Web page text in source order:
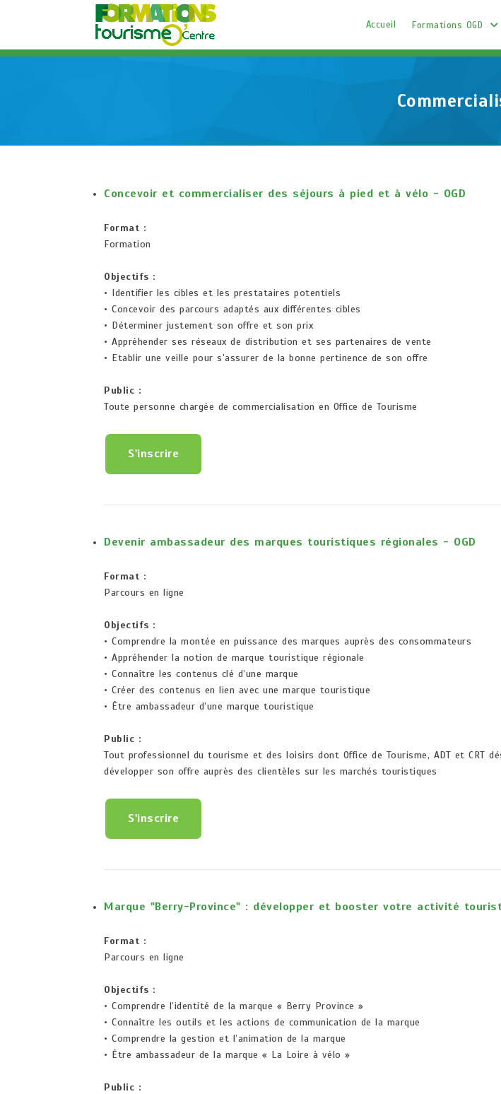
Accueil Formations OGD
Concevoir et commercialiser des séjours à pied et à vélo - OGD
Format :
Formation
Objectifs :
• Identifier les cibles et les prestataires potentiels
• Concevoir des parcours adaptés aux différentes cibles
• Déterminer justement son offre et son prix
• Appréhender ses réseaux de distribution et ses partenaires de vente
• Etablir une veille pour s'assurer de la bonne pertinence de son offre
Public :
Toute personne chargée de commercialisation en Office de Tourisme
S'inscrire
Devenir ambassadeur des marques touristiques régionales - OGD
Format :
Parcours en ligne
Objectifs :
• Comprendre la montée en puissance des marques auprès des consommateurs
• Appréhender la notion de marque touristique régionale
• Connaître les contenus clé d’une marque
• Créer des contenus en lien avec une marque touristique
• Être ambassadeur d’une marque touristique
Public :
Tout professionnel du tourisme et des loisirs dont Office de Tourisme, ADT et CRT
développer son offre auprès des clientèles sur les marchés touristiques
S'inscrire
Marque "Berry-Province" : développer et booster votre activité
Format :
Parcours en ligne
Objectifs :
• Comprendre l’identité de la marque « Berry Province »
• Connaître les outils et les actions de communication de la marque
• Comprendre la gestion et l’animation de la marque
• Être ambassadeur de la marque « La Loire à vélo »
Public :